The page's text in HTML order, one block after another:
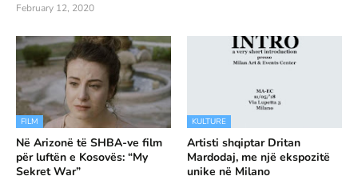
February 12, 2020
FILM
Në Arizonë të SHBA-ve film
për luftën e Kosovës: “My
Sekret War”
KULTURE
Artisti shqiptar Dritan
Mardodaj, me një ekspozitë
unike në Milano